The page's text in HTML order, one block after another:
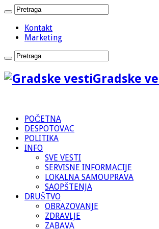
Kontakt
Marketing
Gradske
POČETNA
DESPOTOVAC
POLITIKA
INFO
SVE VESTI
SERVISNE INFORMACIJE
LOKALNA SAMOUPRAVA
SAOPŠTENJA
DRUŠTVO
OBRAZOVANJE
ZDRAVLJE
ZABAVA